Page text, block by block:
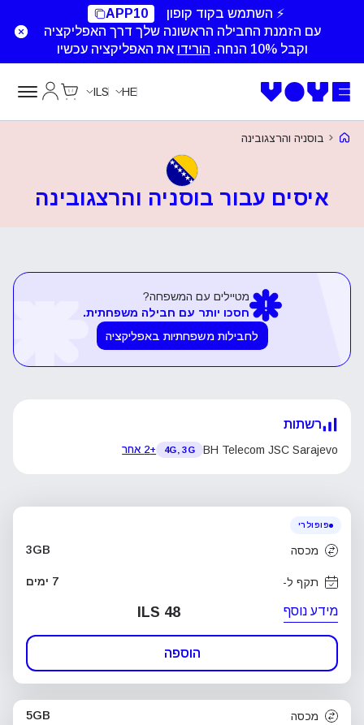
⚡ השתמש בקוד קופון
APP10
עם הזמנת החבילה הראשונה שלך דרך האפליקציה
וקבל 10% הנחה.
הורידו את האפליקציה עכשיו
HE
ILS
Voye Homepage
בוסניה והרצגובינה
איסים עבור בוסניה והרצגובינה
מטיילים עם המשפחה?
חסכו יותר עם חבילה משפחתית.
לחבילות משפחתיות באפליקציה
רשתות
BH Telecom JSC Sarajevo
4G, 3G +2 אחר
פופולרי
מכסה 3GB
תקף ל- 7 ימים
מידע נוסף ILS 48
הוספה
מכסה 5GB